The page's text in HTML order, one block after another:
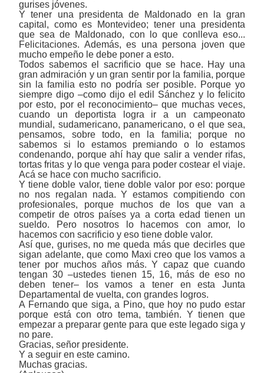
gurises jóvenes.
Y tener una presidenta de Maldonado en la gran
capital, como es Montevideo; tener una presidenta
que sea de Maldonado, con lo que conlleva eso...
Felicitaciones. Además, es una persona joven que
mucho empeño le debe poner a esto.
Todos sabemos el sacrificio que se hace. Hay una
gran admiración y un gran sentir por la familia, porque
sin la familia esto no podría ser posible. Porque yo
siempre digo ‒como dijo el edil Sánchez y lo felicito
por esto, por el reconocimiento‒ que muchas veces,
cuando un deportista logra ir a un campeonato
mundial, sudamericano, panamericano, o el que sea,
pensamos, sobre todo, en la familia; porque no
sabemos si lo estamos premiando o lo estamos
condenando, porque ahí hay que salir a vender rifas,
tortas fritas y lo que venga para poder costear el viaje.
Acá se hace con mucho sacrificio.
Y tiene doble valor, tiene doble valor por eso: porque
no nos regalan nada. Y estamos compitiendo con
profesionales, porque muchos de los que van a
competir de otros países ya a corta edad tienen un
sueldo. Pero nosotros lo hacemos con amor, lo
hacemos con sacrificio y eso tiene doble valor.
Así que, gurises, no me queda más que decirles que
sigan adelante, que como Maxi creo que los vamos a
tener por muchos años más. Y capaz que cuando
tengan 30 ‒ustedes tienen 15, 16, más de eso no
deben tener‒ los vamos a tener en esta Junta
Departamental de vuelta, con grandes logros.
A Fernando que siga, a Pino, que hoy no pudo estar
porque está con otro tema, también. Y tienen que
empezar a preparar gente para que este legado siga y
no pare.
Gracias, señor presidente.
Y a seguir en este camino.
Muchas gracias.